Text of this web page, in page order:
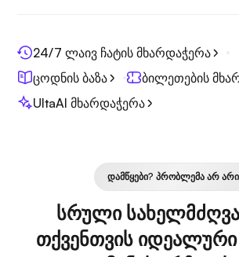
24/7 ლაივ ჩატის მხარდაჭერა
ცოდნის ბაზა
ბილეთების
UltaAI მხარდაჭერა
ᲓᲐᲛᲬᲧᲔᲑᲘ? ᲞᲠᲝᲑᲚᲔᲛᲐ ᲐᲠ
სრული
თქვენთვის